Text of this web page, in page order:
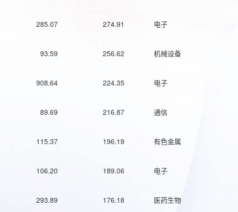
285.07 274.91 电子
93.59 256.62 机械设备
908.64 224.35 电子
89.69 216.87 通信
115.37 196.19 有色金属
106.20 189.06 电子
293.89 176.18 医药生物